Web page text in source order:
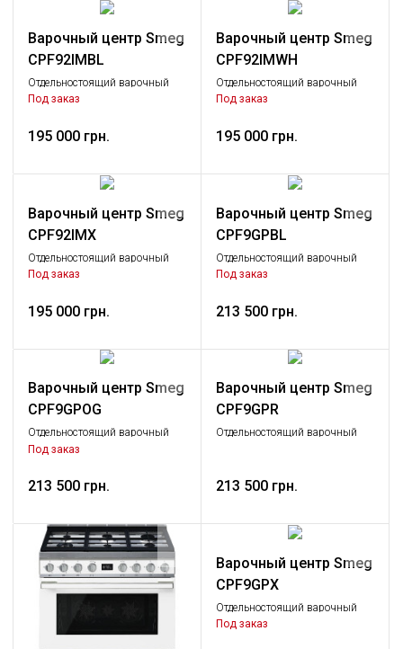
Варочный центр Smeg
CPF92IMBL
Отдельностоящий варочный
центр, 90х60 см, 2 духовки,
Под заказ
195 000 грн.
Варочный центр Smeg
CPF92IMWH
Отдельностоящий варочный
центр, 90х60 см, 2 духовки,
Под заказ
195 000 грн.
Варочный центр Smeg
CPF92IMX
Отдельностоящий варочный
центр, 90х60 см, 2 духовки,
Под заказ
195 000 грн.
Варочный центр Smeg
CPF9GPBL
Отдельностоящий варочный
центр, 90х60 см, черный
Под заказ
213 500 грн.
Варочный центр Smeg
CPF9GPOG
Отдельностоящий варочный
центр, 90х60 см, оливковый
Под заказ
213 500 грн.
Варочный центр Smeg
CPF9GPR
Отдельностоящий варочный
213 500 грн.
Варочный центр Smeg
CPF9GPX
Отдельностоящий варочный
центр, 90х60 см, нержавеющая
Под заказ